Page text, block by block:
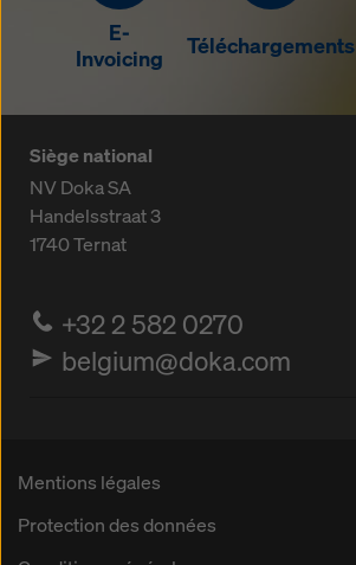
E-
Invoicing
Téléchargements
Siège national
NV Doka SA
Handelsstraat 3
1740Ternat
+32 2 582 0270
belgium@doka.com
Mentions légales
Protection des données